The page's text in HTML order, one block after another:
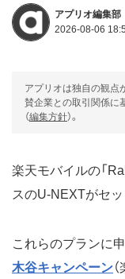
アプリオ編集部
2026-08-06
アプリオは独自の観点
賛企業との取引関係に
（編集方針）。
楽天モバイルの「
スのU-NEXTがセッ
これらのプランに
木谷キャンペーン